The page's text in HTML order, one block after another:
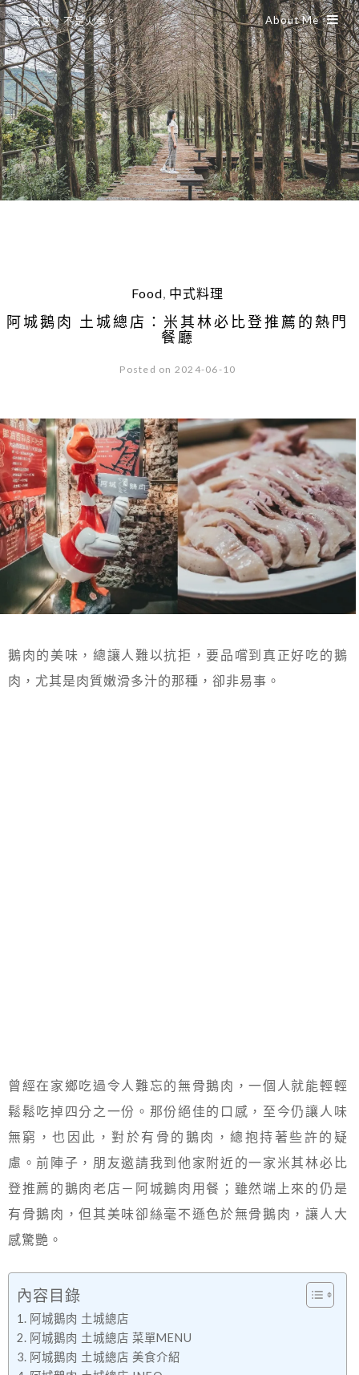
是艾思，不是火拳。 About Me
Food, 中式料理
阿城鵝肉 土城總店：米其林必比登推薦的熱門
餐廳
Posted on 2024-06-10
鵝肉的美味，總讓人難以抗拒，要品嚐到真正好吃的鵝
肉，尤其是肉質嫩滑多汁的那種，卻非易事。
曾經在家鄉吃過令人難忘的無骨鵝肉，一個人就能輕輕
鬆鬆吃掉四分之一份。那份絕佳的口感，至今仍讓人味
無窮，也因此，對於有骨的鵝肉，總抱持著些許的疑
慮。前陣子，朋友邀請我到他家附近的一家米其林必比
登推薦的鵝肉老店－阿城鵝肉用餐；雖然端上來的仍是
有骨鵝肉，但其美味卻絲毫不遜色於無骨鵝肉，讓人大
感驚艷。
內容目錄
阿城鵝肉 土城總店
阿城鵝肉 土城總店 菜單MENU
阿城鵝肉 土城總店 美食介紹